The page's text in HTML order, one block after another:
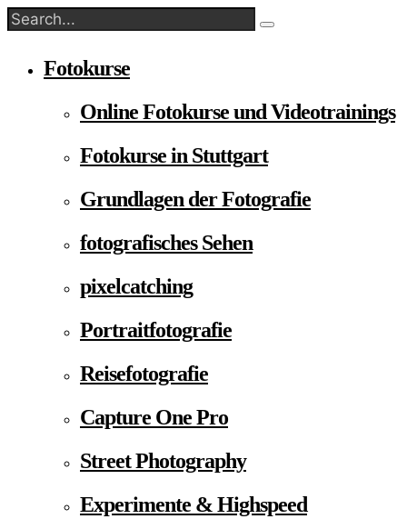
Fotokurse
Online Fotokurse und Videotrainings
Fotokurse in Stuttgart
Grundlagen der Fotografie
fotografisches Sehen
pixelcatching
Portraitfotografie
Reisefotografie
Capture One Pro
Street Photography
Experimente & Highspeed